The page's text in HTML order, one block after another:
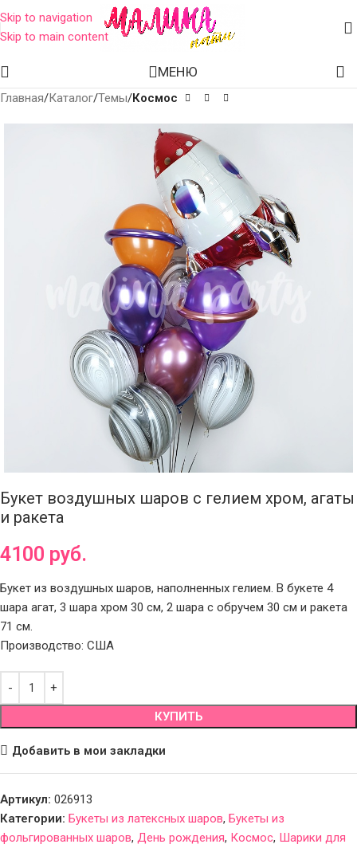
Skip to navigation
Skip to main content
МЕНЮ
Главная Каталог Темы Космос
Букет воздушных шаров с гелием хром, агаты
и ракета
4100 руб.
Букет из воздушных шаров, наполненных гелием. В букете 4
шара агат, 3 шара хром 30 см, 2 шара с обручем 30 см и ракета
71 см.
Производство: США
КУПИТЬ
Добавить в мои закладки
Артикул: 026913
Категории: Букеты из латексных шаров, Букеты из
фольгированных шаров, День рождения, Космос, Шарики для